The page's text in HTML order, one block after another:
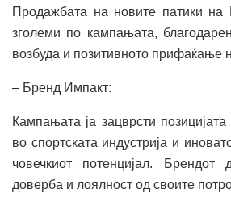
Продажбата на новите патики на
зголеми по кампањата,
возбуда и позитивното прифаќање
– Бренд Импакт:
Кампањата ја зацврсти
во спортската индустрија и
човечкиот потенцијал. Брендот
доверба и лоялност од своите